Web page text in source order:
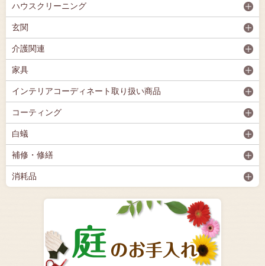
ハウスクリーニング
玄関
介護関連
家具
インテリアコーディネート取り扱い商品
コーティング
白蟻
補修・修繕
消耗品